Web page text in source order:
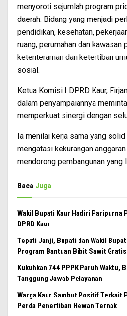
menyoroti sejumlah program
daerah. Bidang yang menjadi
pendidikan, kesehatan,
ruang, perumahan dan kawasan
ketenteraman dan ketertiban
sosial.
Ketua Komisi I DPRD Kaur,
dalam penyampaiannya
memperkuat sinergi dengan
Ia menilai kerja sama yang
mengatasi kekurangan
mendorong pembangunan yang
Baca Juga
Wakil Bupati Kaur Hadiri Paripurna
DPRD Kaur
Tepati Janji, Bupati dan Wakil
Program Bantuan Bibit Sawit Gratis
Kukuhkan 744 PPPK Paruh Waktu,
Tanggung Jawab Pelayanan
Warga Kaur Sambut Positif Terkait
Perda Penertiban Hewan Ternak